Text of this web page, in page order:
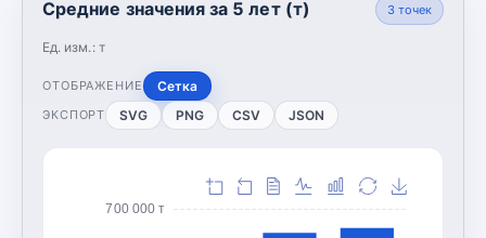
Средние значения за 5 лет (т)
Ед. изм.: т
3точек
ОТОБРАЖЕНИЕ Сетка
ЭКСПОРТ SVG PNG CSV JSON
700 000 т